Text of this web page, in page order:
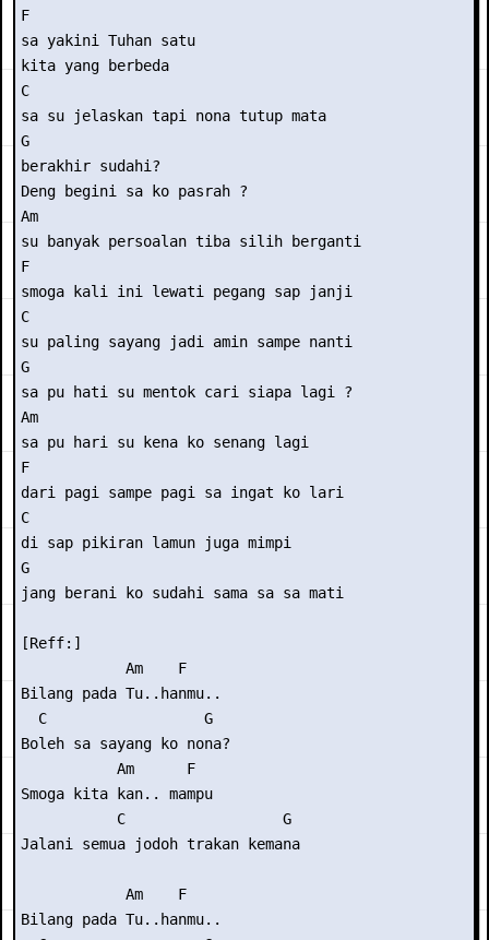
F
sa yakini Tuhan satu
kita yang berbeda
C
sa su jelaskan tapi nona tutup mata
G
berakhir sudahi?
Deng begini sa ko pasrah ?
Am
su banyak persoalan tiba silih berganti
F
smoga kali ini lewati pegang sap janji
C
su paling sayang jadi amin sampe nanti
G
sa pu hati su mentok cari siapa lagi ?
Am
sa pu hari su kena ko senang lagi
F
dari pagi sampe pagi sa ingat ko lari
C
di sap pikiran lamun juga mimpi
G
jang berani ko sudahi sama sa sa mati
[Reff:]
            Am    F
Bilang pada Tu..hanmu..
  C                  G
Boleh sa sayang ko nona?
           Am      F
Smoga kita kan.. mampu
           C                  G
Jalani semua jodoh trakan kemana
            Am    F
Bilang pada Tu..hanmu..